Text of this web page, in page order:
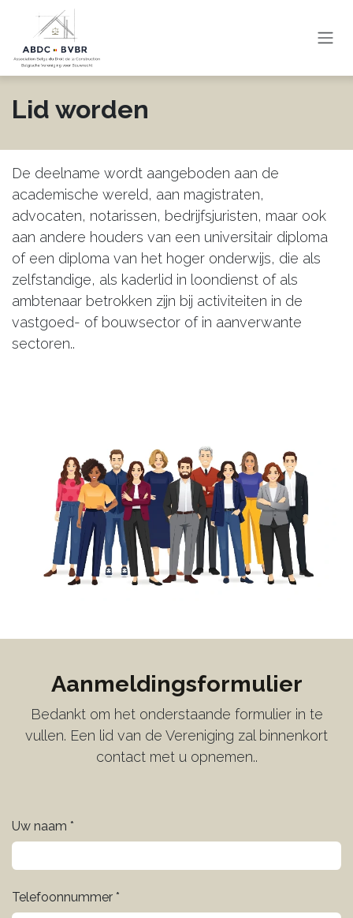
Overslaan naar inhoud
Lid worden
De deelname wordt aangeboden aan de
academische wereld, aan magistraten,
advocaten, notarissen, bedrijfsjuristen, maar ook
aan andere houders van een universitair diploma
of een diploma van het hoger onderwijs, die als
zelfstandige, als kaderlid in loondienst of als
ambtenaar betrokken zijn bij activiteiten in de
vastgoed- of bouwsector of in aanverwante
sectoren..
Aanmeldingsformulier
Bedankt om het onderstaande formulier in te
vullen. Een lid van de Vereniging zal binnenkort
contact met u opnemen..
Uw naam *
Telefoonnummer *